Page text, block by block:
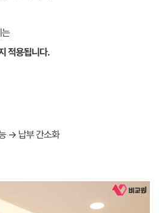
는
적용됩니다.
→ 납부 간소화